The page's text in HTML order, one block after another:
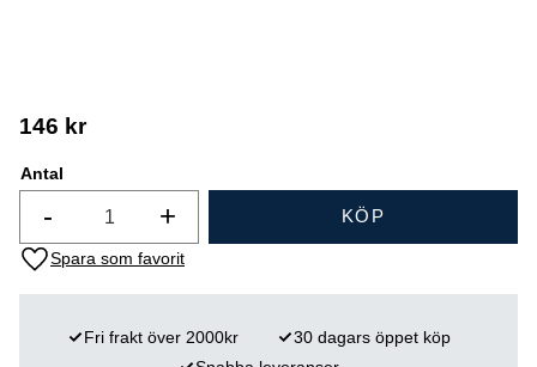
146 kr
Antal
+
- KÖP
Lägg till i favoriter
Fri frakt över 2000kr
30 dagars öppet köp